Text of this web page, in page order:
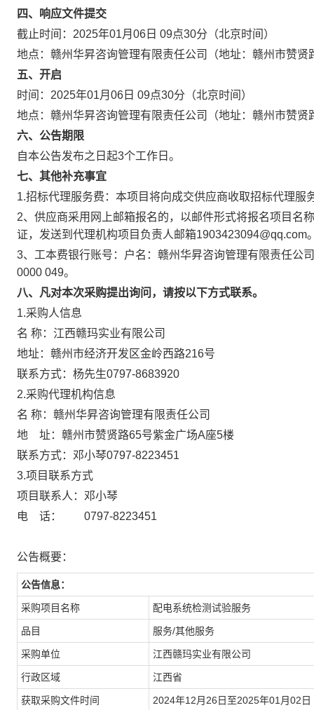
四、响应文件提交
截止时间：2025年01月06日 09点30分（北京时间）
地点：赣州华昇咨询管理有限责任公司（地址：赣州市赞贤
五、开启
时间：2025年01月06日 09点30分（北京时间）
地点：赣州华昇咨询管理有限责任公司（地址：赣州市赞贤
六、公告期限
自本公告发布之日起3个工作日。
七、其他补充事宜
1.招标代理服务费：本项目将向成交供应商收取招标代理服
2、供应商采用网上邮箱报名的，以邮件形式将报名项目名
证，发送到代理机构项目负责人邮箱1903423094@qq.com
3、工本费银行账号：户名：赣州华昇咨询管理有限责任公
0000 049。
八、凡对本次采购提出询问，请按以下方式联系。
1.采购人信息
名 称：江西赣玛实业有限公司
地址：赣州市经济开发区金岭西路216号
联系方式：杨先生0797-8683920
2.采购代理机构信息
名 称：赣州华昇咨询管理有限责任
地 址：赣州市赞贤路65号紫金广场
联系方式：邓小琴0797-8223451
3.项目联系方式
项目联系人：邓小琴
电 话： 0797-8223451
公告概要：
公告信息：
采购项目名称 配电系统检测试验服务
品目 服务/其他服务
采购单位 江西赣玛实业有限公司
行政区域 江西省
获取采购文件时间 2024年12月26日至2025年01月02日